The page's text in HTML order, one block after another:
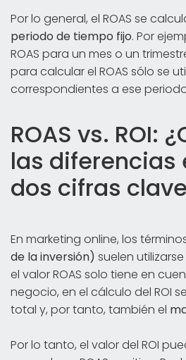
Por lo general, el ROAS se
periodo de tiempo fijo. Por
ROAS para un mes o un
para calcular el ROAS sólo se
correspondientes a ese
ROAS vs. ROI:
las diferencias
dos cifras
En marketing online, los
de la inversión) suelen
el valor ROAS solo tiene en
negocio, en el cálculo del ROI
total y, por tanto, también el
Por lo tanto, el valor del ROI